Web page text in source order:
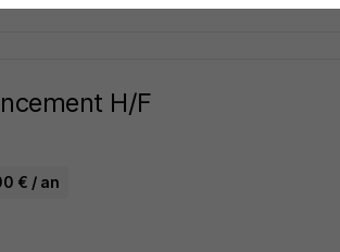
H/F
€ / an